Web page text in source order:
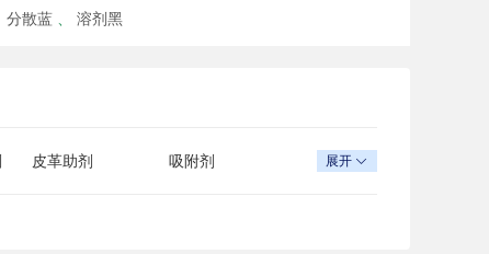
分散蓝 溶剂黑
皮革助剂
吸附剂
展开 